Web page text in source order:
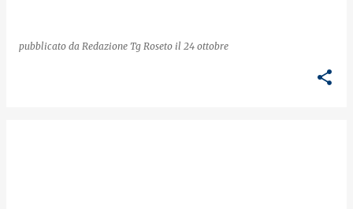
pubblicato da Redazione Tg Roseto il 24 ottobre